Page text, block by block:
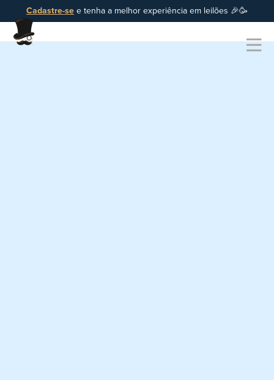
Cadastre-se e tenha a melhor experiência em leilões 🎉🥳